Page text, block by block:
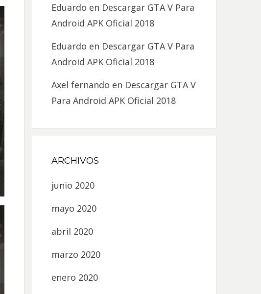
Eduardo en Descargar GTA V Para
Android APK Oficial 2018
Eduardo en Descargar GTA V Para
Android APK Oficial 2018
Axel fernando en Descargar GTA V
Para Android APK Oficial 2018
ARCHIVOS
junio 2020
mayo 2020
abril 2020
marzo 2020
enero 2020